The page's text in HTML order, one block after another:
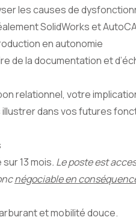
les causes de
SolidWorks et
en autonomie
de la documentation et
relationnel, votre
dans vos futures
13 mois. Le poste est
négociable en
et mobilité douce.